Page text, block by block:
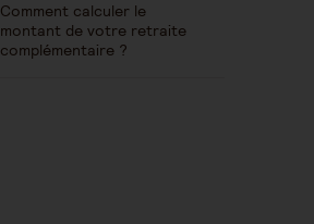
Comment calculer le
montant de votre retraite
complémentaire ?